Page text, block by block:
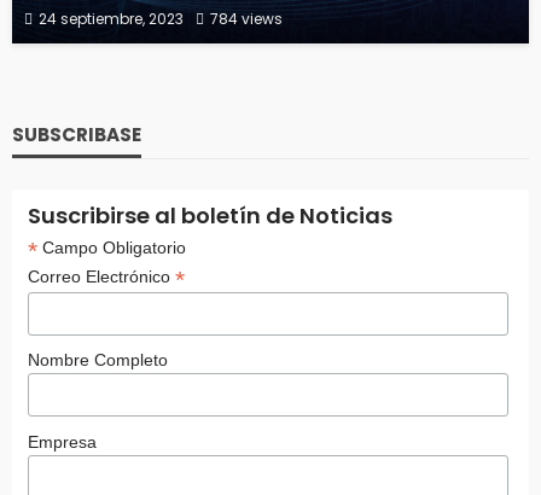
24 septiembre, 2023 784 views
SUBSCRIBASE
Suscribirse al boletín de Noticias
*Campo Obligatorio
Correo Electrónico *
Nombre Completo
Empresa